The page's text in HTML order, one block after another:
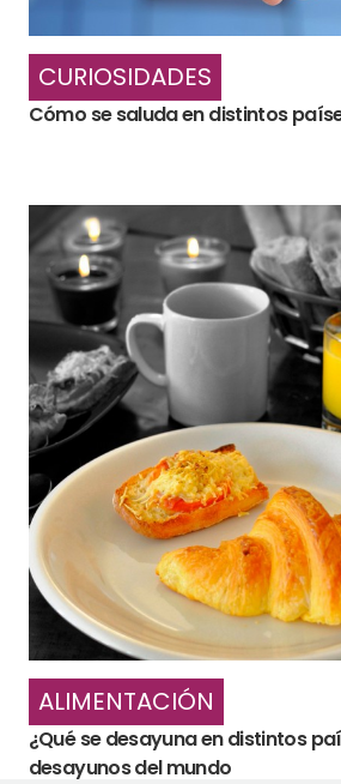
CURIOSIDADES
Cómo se saluda en distintos
ALIMENTACIÓN
¿Qué se desayuna en distintos
desayunos del mundo